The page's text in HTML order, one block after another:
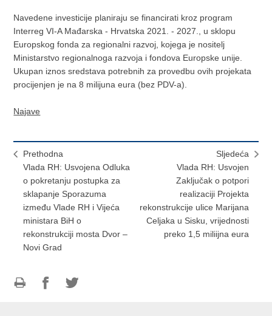
Navedene investicije planiraju se financirati kroz program
Interreg VI-A Mađarska - Hrvatska 2021. - 2027., u sklopu
Europskog fonda za regionalni razvoj, kojega je nositelj
Ministarstvo regionalnoga razvoja i fondova Europske unije.
Ukupan iznos sredstava potrebnih za provedbu ovih projekata
procijenjen je na 8 milijuna eura (bez PDV-a).
Najave
Prethodna
Vlada RH: Usvojena Odluka
o pokretanju postupka za
sklapanje Sporazuma
između Vlade RH i Vijeća
ministara BiH o
rekonstrukciji mosta Dvor –
Novi Grad
Sljedeća
Vlada RH: Usvojen
Zaključak o potpori
realizaciji Projekta
rekonstrukcije ulice Marijana
Celjaka u Sisku, vrijednosti
preko 1,5 miliijna eura